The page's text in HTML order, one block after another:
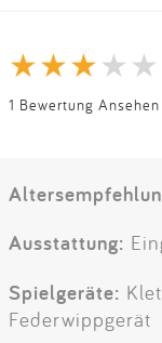
1 Bewertung Ansehen
Ausstattung:
Spielgeräte:
Federwippgerät